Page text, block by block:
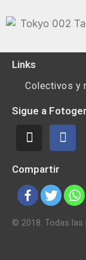
Links
Colectivos y
Sigue a
Compartir
© 2018. Todas